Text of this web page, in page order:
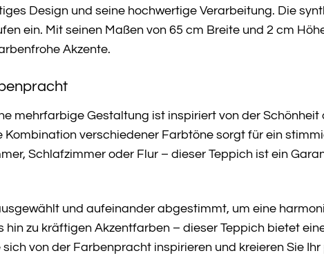
Design und seine hochwertige Verarbeitung. Die
ein. Mit seinen Maßen von 65 cm Breite und 2 cm
Akzente.
mehrfarbige Gestaltung ist inspiriert von der
verschiedener Farbtöne sorgt für ein
Schlafzimmer oder Flur – dieser Teppich ist ein
und aufeinander abgestimmt, um eine
zu kräftigen Akzentfarben – dieser Teppich bietet
von der Farbenpracht inspirieren und kreieren Sie